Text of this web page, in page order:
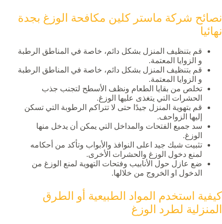
نصائح شركة ماستر كلين مكافحة الوزغ بجدة
نهائيا
قم بتنظيف المنزل بشكل دائم، خاصة في المناطق الرطبة
و الزوايا المعتمة.
قم بتنظيف المنزل بشكل دائم، خاصة في المناطق الرطبة
و الزوايا المعتمة.
تخلص من بقايا الطعام ونظف الأسطح لتجنب جذب
الحشرات التي يتغذى عليها الوزغ.
قم بتهوية المنزل جيدًا حتى لا تتراكم الرطوبة التي تسكن
إليها الزواحف.
سد جميع الفتحات والمداخل التي يمكن أن يدخل منها
الوزغ.
تثبيت شبك جيد اعلى النوافذ والأبواب وتأكد من أحكامه
لمنع دخول الوزغ والحشرات الأخرى.
ضع عازل حول الأنابيب وفتحات التهوية لمنع الوزغ من
الدخول او الخروج من خلالها.
كيفية استخدم المواد الطبيعية أو الطرق
المنزلية لطرد الوزغ